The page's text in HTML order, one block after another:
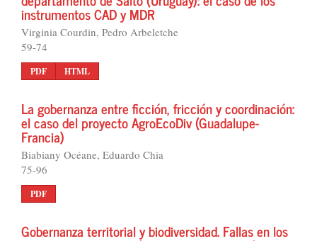
instrumentos CAD y MDR
Virginia Courdin, Pedro Arbeletche
59-74
PDF HTML
La gobernanza entre ficción, fricción y coordinación:
el caso del proyecto AgroEcoDiv (Guadalupe-
Francia)
Biabiany Océane, Eduardo Chia
75-96
PDF
Gobernanza territorial y biodiversidad. Fallas en los